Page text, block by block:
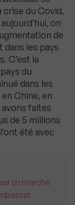
crise du Covid,
on
de
dans les pays
C’est la
du
dans les
Chine, en
faites
de 5 millions
été avec
un marché